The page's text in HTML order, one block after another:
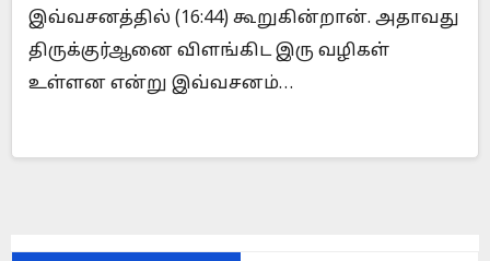
இவ்வசனத்தில் (16:44) கூறுகின்றான். அதாவது
திருக்குர்ஆனை விளங்கிட இரு வழிகள்
உள்ளன என்று இவ்வசனம்…